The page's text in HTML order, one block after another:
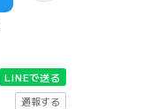
LINEで送る
通報する